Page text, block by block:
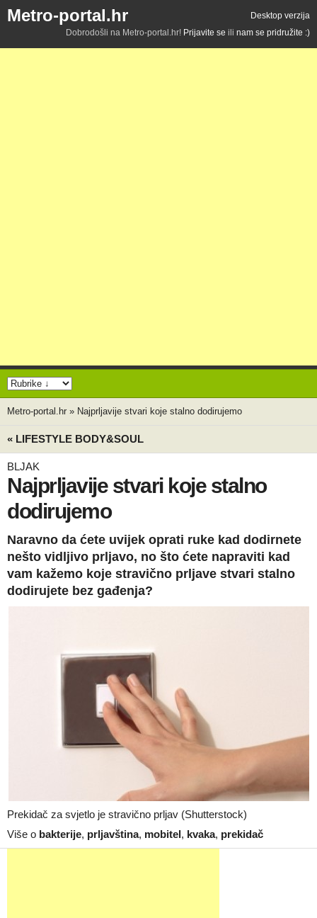
Metro-portal.hr
Desktop verzija
Dobrodošli na Metro-portal.hr! Prijavite se ili nam se pridružite :)
Metro-portal.hr » Najprljavije stvari koje stalno dodirujemo
« LIFESTYLE BODY&SOUL
BLJAK
Najprljavije stvari koje stalno
dodirujemo
Naravno da ćete uvijek oprati ruke kad dodirnete
nešto vidljivo prljavo, no što ćete napraviti kad
vam kažemo koje stravično prljave stvari stalno
dodirujete bez gađenja?
Prekidač za svjetlo je stravično prljav (Shutterstock)
Više o bakterije, prljavština, mobitel, kvaka, prekidač